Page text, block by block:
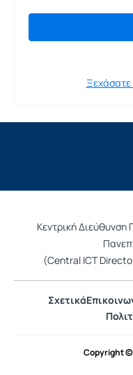
Ξεχάσατε
Κεντρική Διεύθυνση
(Central ICT
Σχετικά
Copyright